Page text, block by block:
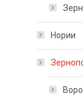
Нории